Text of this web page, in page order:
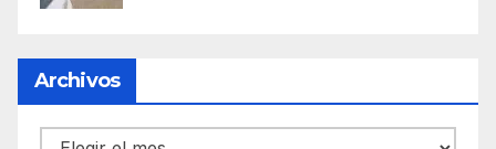
Archivos
Archivos